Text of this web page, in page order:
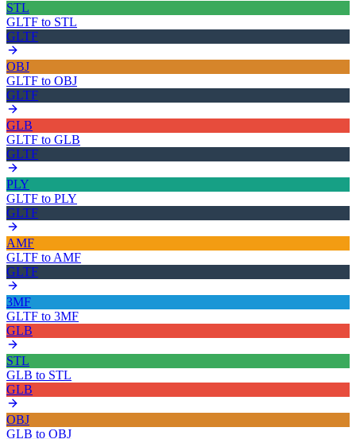
STL
GLTF to STL
GLTF
OBJ
GLTF to OBJ
GLTF
GLB
GLTF to GLB
GLTF
PLY
GLTF to PLY
GLTF
AMF
GLTF to AMF
GLTF
3MF
GLTF to 3MF
GLB
STL
GLB to STL
GLB
OBJ
GLB to OBJ